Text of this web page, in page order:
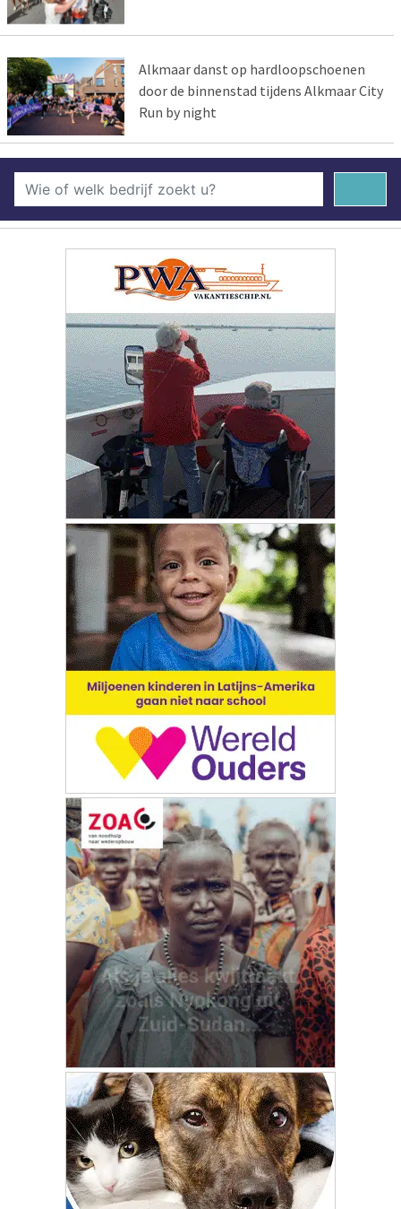
Alkmaar danst op hardloopschoenen
door de binnenstad tijdens Alkmaar City
Run by night